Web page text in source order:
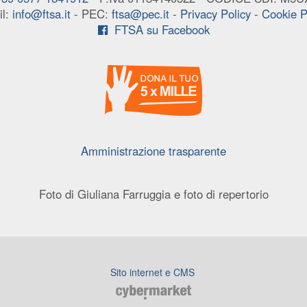
info@ftsa.it - PEC: ftsa@pec.it - Privacy Policy - Cookie
FTSA su Facebook
Amministrazione trasparente
Foto di Giuliana Farruggia e foto di repertorio
Sito internet e CMS